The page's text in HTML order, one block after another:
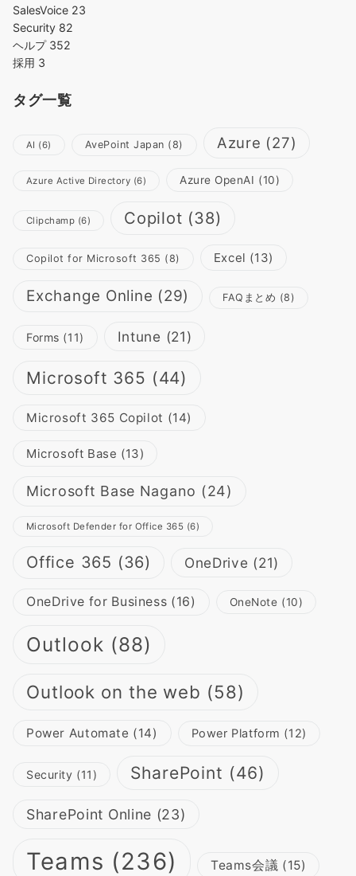
SalesVoice 23
Security 82
ヘルプ 352
採用 3
タグ一覧
AI (6) AvePoint Japan (8) Azure (27)
Azure Active Directory (6) Azure OpenAI (10)
Clipchamp (6) Copilot (38)
Copilot for Microsoft 365 (8) Excel (13)
Exchange Online (29) FAQまとめ (8)
Forms (11) Intune (21)
Microsoft 365 (44)
Microsoft 365 Copilot (14)
Microsoft Base (13)
Microsoft Base Nagano (24)
Microsoft Defender for Office 365 (6)
Office 365 (36) OneDrive (21)
OneDrive for Business (16) OneNote (10)
Outlook (88)
Outlook on the web (58)
Power Automate (14) Power Platform (12)
Security (11) SharePoint (46)
SharePoint Online (23)
Teams (236) Teams会議 (15)